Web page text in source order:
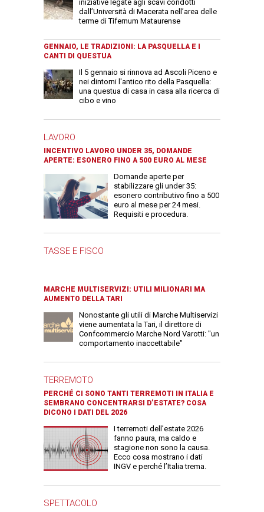
iniziative legate agli scavi condotti
dall’Università di Macerata nell’area delle
terme di Tifernum Mataurense
GENNAIO, LE TRADIZIONI: LA PASQUELLA E I
CANTI DI QUESTUA
Il 5 gennaio si rinnova ad Ascoli Piceno e
nei dintorni l'antico rito della Pasquella:
una questua di casa in casa alla ricerca di
cibo e vino
LAVORO
INCENTIVO LAVORO UNDER 35, DOMANDE
APERTE: ESONERO FINO A 500 EURO AL MESE
Domande aperte per
stabilizzare gli under 35:
esonero contributivo fino a 500
euro al mese per 24 mesi.
Requisiti e procedura.
TASSE E FISCO
MARCHE MULTISERVIZI: UTILI MILIONARI MA
AUMENTO DELLA TARI
Nonostante gli utili di Marche Multiservizi
viene aumentata la Tari, il direttore di
Confcommercio Marche Nord Varotti: "un
comportamento inaccettabile"
TERREMOTO
PERCHÉ CI SONO TANTI TERREMOTI IN ITALIA E
SEMBRANO CONCENTRARSI D’ESTATE? COSA
DICONO I DATI DEL 2026
I terremoti dell’estate 2026
fanno paura, ma caldo e
stagione non sono la causa.
Ecco cosa mostrano i dati
INGV e perché l’Italia trema.
SPETTACOLO